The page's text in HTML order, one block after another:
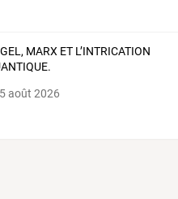
MARX ET L’INTRICATION
5 août 2026